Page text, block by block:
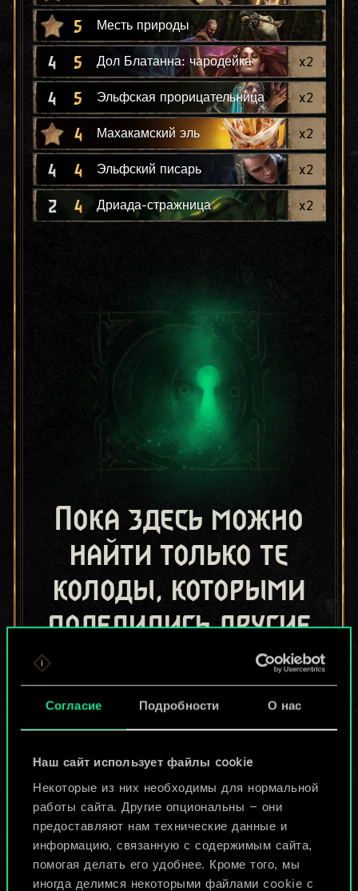
Согласие Подробности О нас
Наш сайт использует файлы cookie
Некоторые из них необходимы для нормальной
работы сайта. Другие опциональны — они
предоставляют нам технические данные и
информацию, связанную с содержимым сайта,
помогая делать его удобнее. Кроме того, мы
иногда делимся некоторыми файлами cookie с
5 Месть природы
4 5 Дол Блатанна: чародейка x2
4 5 Эльфская прорицательница x2
4 Махакамский эль x2
4 4 Эльфский писарь x2
2 4 Дриада-стражница x2
Пока здесь можно
найти только те
колоды, которыми
поделились другие
Но их может быть
больше!
Назвать колоду и описать её
ИЛИ